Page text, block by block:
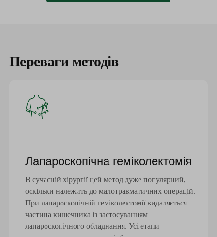
Переваги методів
Лапароскопічна геміколектомія
В сучасній хірургії цей метод дуже популярний,
оскільки належить до малотравматичних операцій.
При лапароскопічній геміколектомії видаляється
частина кишечника із застосуванням
лапароскопічного обладнання. Усі етапи